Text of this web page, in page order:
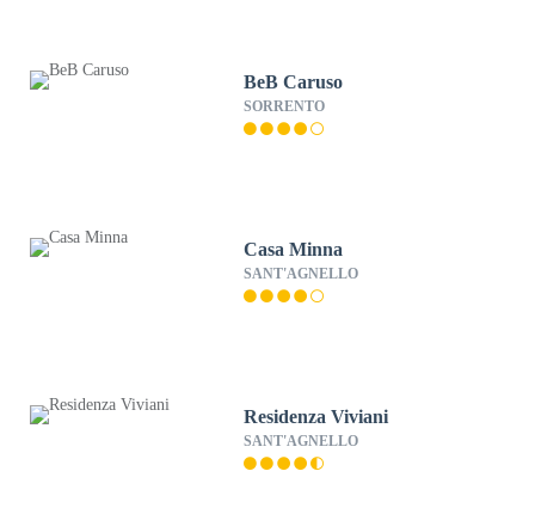
BeB Caruso
SORRENTO
Casa Minna
SANT'AGNELLO
Residenza Viviani
SANT'AGNELLO